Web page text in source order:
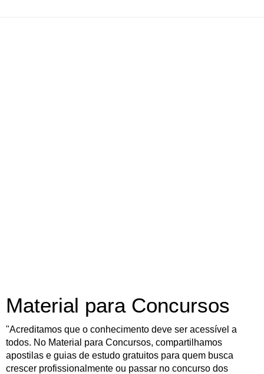
Material para Concursos
"Acreditamos que o conhecimento deve ser acessível a
todos. No Material para Concursos, compartilhamos
apostilas e guias de estudo gratuitos para quem busca
crescer profissionalmente ou passar no concurso dos